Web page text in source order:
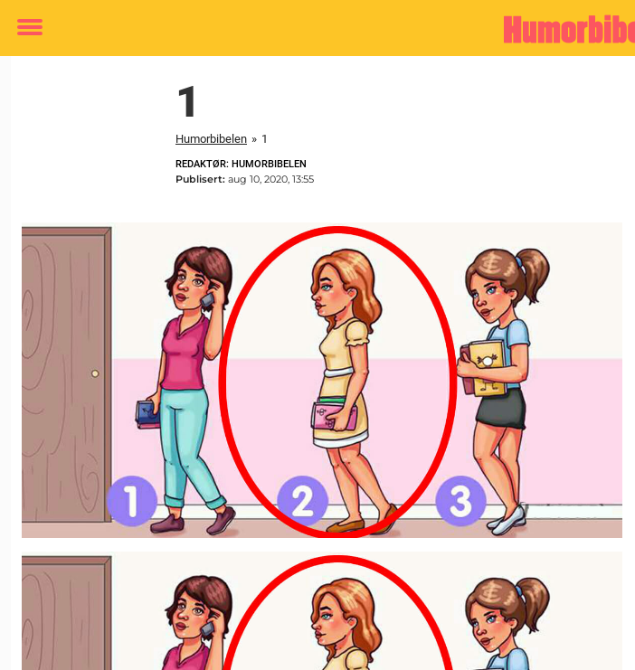
Toggle
1
Humorbibelen » 1
REDAKTØR: HUMORBIBELEN
Publisert: aug 10, 2020, 13:55